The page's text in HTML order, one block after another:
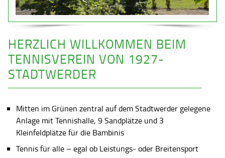
HERZLICH WILLKOMMEN BEIM
TENNISVEREIN VON 1927-
STADTWERDER
Mitten im Grünen zentral auf dem Stadtwerder gelegene
Anlage mit Tennishalle, 9 Sandplätze und 3
Kleinfeldplätze für die Bambinis
Tennis für alle – egal ob Leistungs- oder Breitensport